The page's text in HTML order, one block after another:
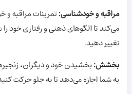
مراقبه و خودشناسی:تمرینات مراقبه
می‌کند تا الگوهای ذهنی و رفتاری خود را
تغییر دهید.
بخشش:بخشیدن خود و دیگران،
به شما اجازه می‌دهد تا به جلو حرکت